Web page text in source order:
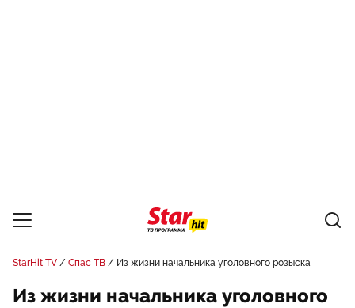
StarHit TV Спас ТВ Из жизни начальника уголовного розыска
Из жизни начальника уголовного